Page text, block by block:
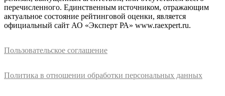
перечисленного. Единственным источником, отражающим
актуальное состояние рейтинговой оценки, является
официальный сайт АО «Эксперт РА» www.raexpert.ru.
Пользовательское соглашение
Политика в отношении обработки персональных данных